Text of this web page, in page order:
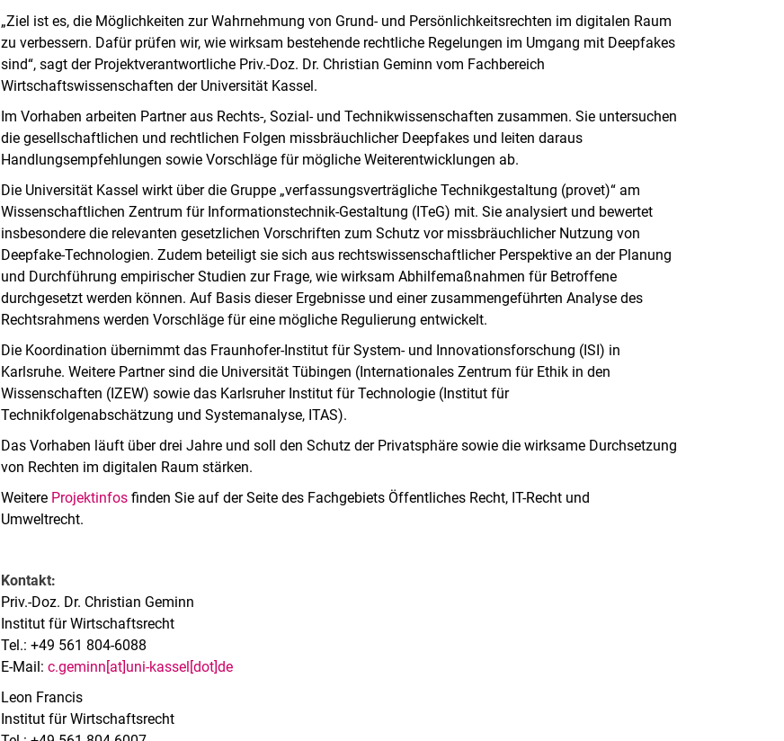
„Ziel ist es, die Möglichkeiten zur Wahrnehmung von Grund- und Persönlichkeitsrechten im digitalen Raum
zu verbessern. Dafür prüfen wir, wie wirksam bestehende rechtliche Regelungen im Umgang mit Deepfakes
sind“, sagt der Projektverantwortliche Priv.-Doz. Dr. Christian Geminn vom Fachbereich
Wirtschaftswissenschaften der Universität Kassel.
Im Vorhaben arbeiten Partner aus Rechts-, Sozial- und Technikwissenschaften zusammen. Sie untersuchen
die gesellschaftlichen und rechtlichen Folgen missbräuchlicher Deepfakes und leiten daraus
Handlungsempfehlungen sowie Vorschläge für mögliche Weiterentwicklungen ab.
Die Universität Kassel wirkt über die Gruppe „verfassungsverträgliche Technikgestaltung (provet)“ am
Wissenschaftlichen Zentrum für Informationstechnik-Gestaltung (ITeG) mit. Sie analysiert und bewertet
insbesondere die relevanten gesetzlichen Vorschriften zum Schutz vor missbräuchlicher Nutzung von
Deepfake-Technologien. Zudem beteiligt sie sich aus rechtswissenschaftlicher Perspektive an der Planung
und Durchführung empirischer Studien zur Frage, wie wirksam Abhilfemaßnahmen für Betroffene
durchgesetzt werden können. Auf Basis dieser Ergebnisse und einer zusammengeführten Analyse des
Rechtsrahmens werden Vorschläge für eine mögliche Regulierung entwickelt.
Die Koordination übernimmt das Fraunhofer-Institut für System- und Innovationsforschung (ISI) in
Karlsruhe. Weitere Partner sind die Universität Tübingen (Internationales Zentrum für Ethik in den
Wissenschaften (IZEW) sowie das Karlsruher Institut für Technologie (Institut für
Technikfolgenabschätzung und Systemanalyse, ITAS).
Das Vorhaben läuft über drei Jahre und soll den Schutz der Privatsphäre sowie die wirksame Durchsetzung
von Rechten im digitalen Raum stärken.
Weitere Projektinfos finden Sie auf der Seite des Fachgebiets Öffentliches Recht, IT-Recht und
Umweltrecht.
Kontakt:
Priv.-Doz. Dr. Christian Geminn
Institut für Wirtschaftsrecht
Tel.: +49 561 804-6088
E-Mail:c.geminn[at]uni-kassel[dot]de
Leon Francis
Institut für Wirtschaftsrecht